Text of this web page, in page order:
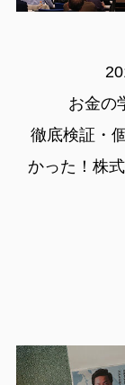
お金の
徹底検証・
かった！株